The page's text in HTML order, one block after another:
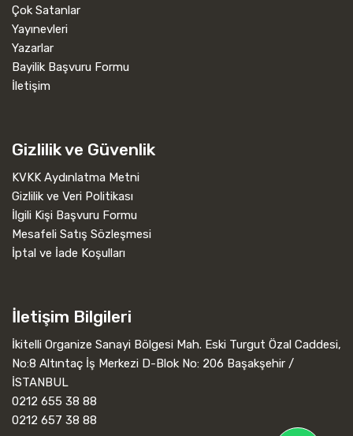
Çok Satanlar
Yayınevleri
Yazarlar
Bayilik Başvuru Formu
İletişim
Gizlilik ve Güvenlik
KVKK Aydınlatma Metni
Gizlilik ve Veri Politikası
İlgili Kişi Başvuru Formu
Mesafeli Satış Sözleşmesi
İptal ve İade Koşulları
İletişim Bilgileri
İkitelli Organize Sanayi Bölgesi Mah. Eski Turgut Özal Caddesi,
No:8 Altıntaç İş Merkezi D-Blok No: 206 Başakşehir /
İSTANBUL
0212 655 38 88
0212 657 38 88